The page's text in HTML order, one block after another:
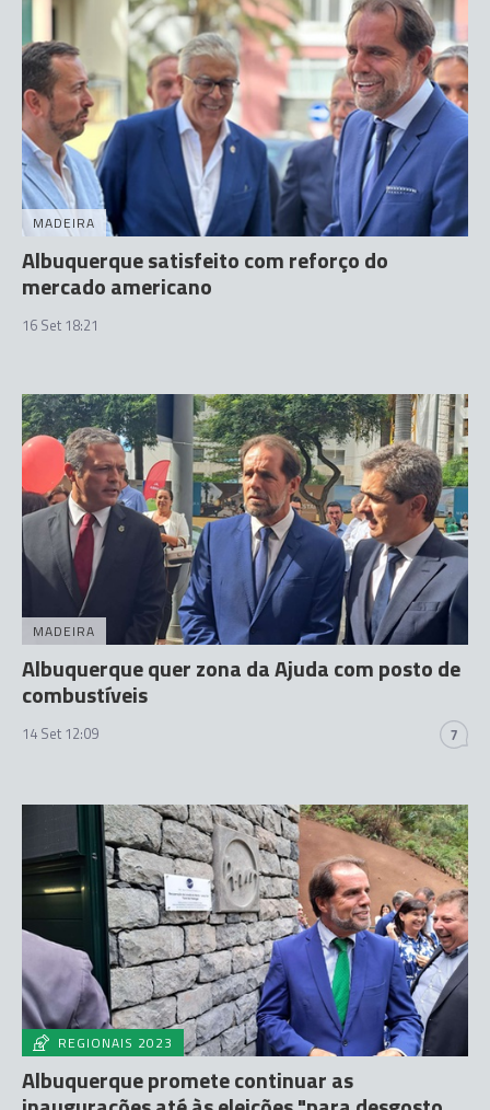
MADEIRA
Albuquerque satisfeito com reforço do
mercado americano
16 Set 18:21
MADEIRA
Albuquerque quer zona da Ajuda com posto de
combustíveis
14 Set 12:09 7
REGIONAIS 2023
Albuquerque promete continuar as